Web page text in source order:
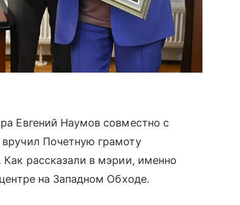
Евгений Наумов совместно с
Почетную грамоту
рассказали в мэрии, именно
на Западном Обходе.